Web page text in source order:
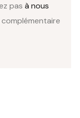
pas à nous